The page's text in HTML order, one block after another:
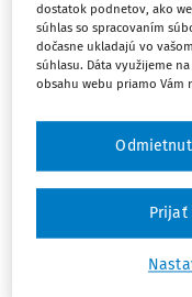
Celý
dostupný
obsahu a
zdarma,
Vďaka
dostatok podnetov, ako
súhlas so spracovaním
dočasne ukladajú vo
súhlasu. Dáta využijeme
obsahu webu priamo Vám
Prijať